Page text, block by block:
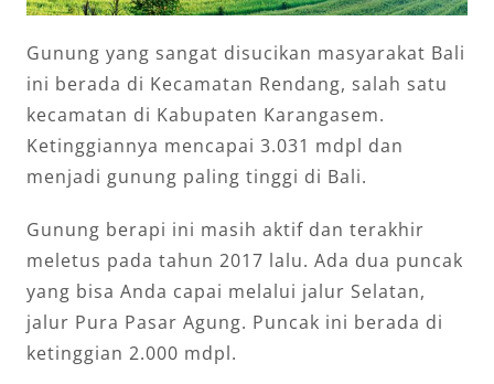
Gunung yang sangat disucikan masyarakat Bali
ini berada di Kecamatan Rendang, salah satu
kecamatan di Kabupaten Karangasem.
Ketinggiannya mencapai 3.031 mdpl dan
menjadi gunung paling tinggi di Bali.
Gunung berapi ini masih aktif dan terakhir
meletus pada tahun 2017 lalu. Ada dua puncak
yang bisa Anda capai melalui jalur Selatan,
jalur Pura Pasar Agung. Puncak ini berada di
ketinggian 2.000 mdpl.